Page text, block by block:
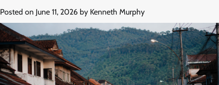
Posted on June 11, 2026 by Kenneth Murphy